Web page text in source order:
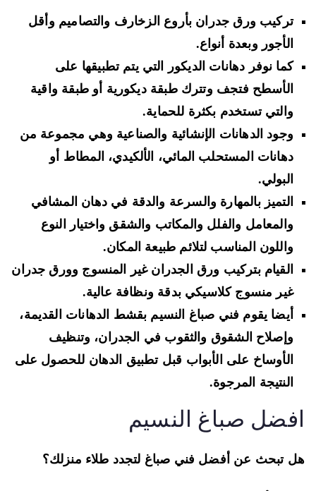
تركيب ورق جدران بأروع الزخارف والتصاميم وأقل
الأجور وبعدة أنواع.
كما نوفر دهانات الديكور التي يتم تطبيقها على
الأسطح فتجف وتترك طبقة ديكورية أو طبقة واقية
والتي تستخدم بكثرة للحماية.
وجود الدهانات الإنشائية والصناعية وهي مجموعة من
دهانات المستحلب المائي، الألكيدي، المطاط أو
البولي.
التميز بالمهارة والسرعة والدقة في دهان المشافي
والمعامل والفلل والمكاتب والشقق واختيار النوع
واللون المناسب لتلائم طبيعة المكان.
القيام بتركيب ورق الجدران غير المنسوج وورق جدران
غير منسوج كلاسيكي بدقة ونظافة عالية.
أيضا يقوم فني صباغ النسيم بقشط الدهانات القديمة،
وإصلاح الشقوق والثقوب في الجدران، وتنظيف
الأوساخ على الأبواب قبل تطبيق الدهان للحصول على
النتيجة المرجوة.
صباغ النسيم
تبحث عن أفضل فني صباغ لتجدد طلاء منزلك؟